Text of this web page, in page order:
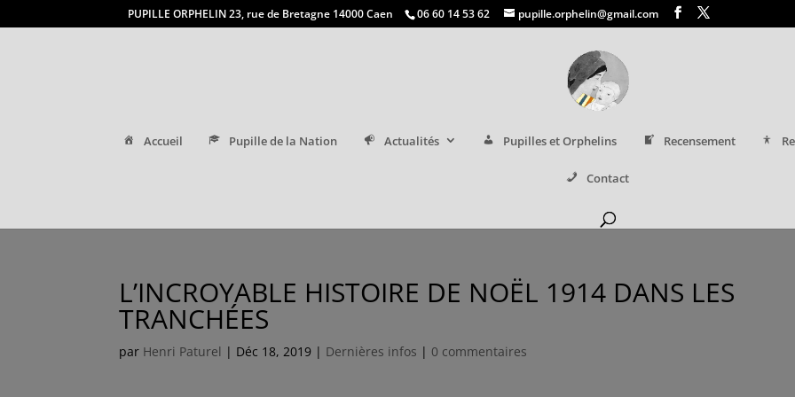
PUPILLE ORPHELIN 23, rue de Bretagne 14000 Caen 06 60 14 53 62 pupille.orphelin@gmail.com
Accueil Pupille de la Nation Actualités Pupilles et Orphelins Recensement
Contact
L’INCROYABLE HISTOIRE DE NOËL 1914 DANS LES
TRANCHÉES
par Henri Paturel | Déc 18, 2019 | Dernières infos | 0 commentaires